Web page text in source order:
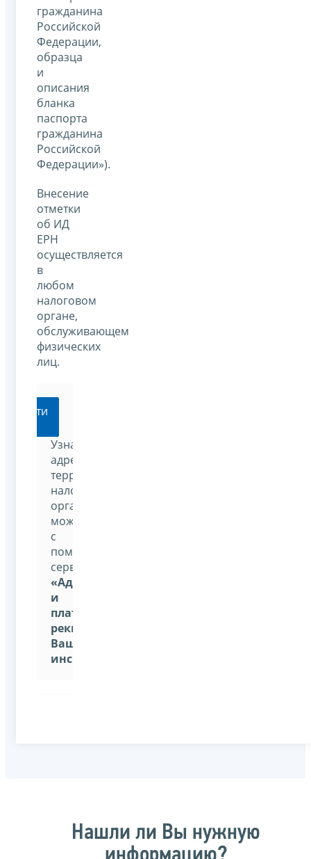
гражданина
Российской
Федерации,
образца
и
описания
бланка
паспорта
гражданина
Российской
Федерации»).
Внесение
отметки
об ИД
ЕРН
осуществляется
в
любом
налоговом
органе,
обслуживающем
физических
лиц.
Перейти
Узнать
адрес
территориального
налогового
органа
можно
с
помощью
сервиса:
«Адрес
и
платежные
реквизиты
Вашей
инспекции»
Нашли ли Вы нужную